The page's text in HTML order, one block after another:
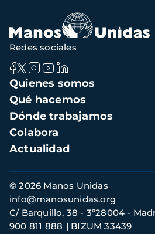
Navegación
principal
Quienes somos
Qué hacemos
Dónde trabajamos
Colabora
Actualidad
Redes sociales
Información
de
contacto
© 2026 Manos Unidas
C/ Barquillo, 38 - 3º28004 -
900 811 888
BIZUM 33439
info@manosunidas.org